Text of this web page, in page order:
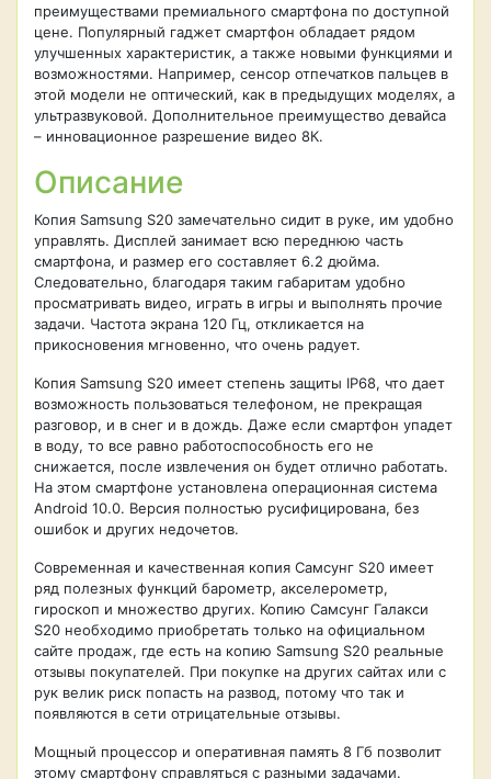
преимуществами премиального смартфона по доступной
цене. Популярный гаджет смартфон обладает рядом
улучшенных характеристик, а также новыми функциями и
возможностями. Например, сенсор отпечатков пальцев в
этой модели не оптический, как в предыдущих моделях, а
ультразвуковой. Дополнительное преимущество девайса
– инновационное разрешение видео 8К.
Описание
Копия Samsung S20 замечательно сидит в руке, им удобно
управлять. Дисплей занимает всю переднюю часть
смартфона, и размер его составляет 6.2 дюйма.
Следовательно, благодаря таким габаритам удобно
просматривать видео, играть в игры и выполнять прочие
задачи. Частота экрана 120 Гц, откликается на
прикосновения мгновенно, что очень радует.
Копия Samsung S20 имеет степень защиты IP68, что дает
возможность пользоваться телефоном, не прекращая
разговор, и в снег и в дождь. Даже если смартфон упадет
в воду, то все равно работоспособность его не
снижается, после извлечения он будет отлично работать.
На этом смартфоне установлена операционная система
Android 10.0. Версия полностью русифицирована, без
ошибок и других недочетов.
Современная и качественная копия Самсунг S20 имеет
ряд полезных функций барометр, акселерометр,
гироскоп и множество других. Копию Самсунг Галакси
S20 необходимо приобретать только на официальном
сайте продаж, где есть на копию Samsung S20 реальные
отзывы покупателей. При покупке на других сайтах или с
рук велик риск попасть на развод, потому что так и
появляются в сети отрицательные отзывы.
Мощный процессор и оперативная память 8 Гб позволит
этому смартфону справляться с разными задачами.